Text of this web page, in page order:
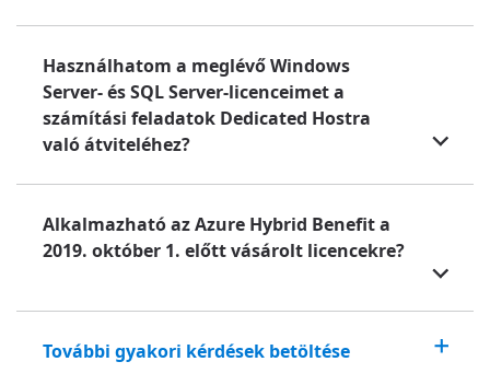
Használhatom a meglévő Windows
Server- és SQL Server-licenceimet a
számítási feladatok Dedicated Hostra
való átviteléhez?
Alkalmazható az Azure Hybrid Benefit a
2019. október 1. előtt vásárolt licencekre?
További gyakori kérdések betöltése